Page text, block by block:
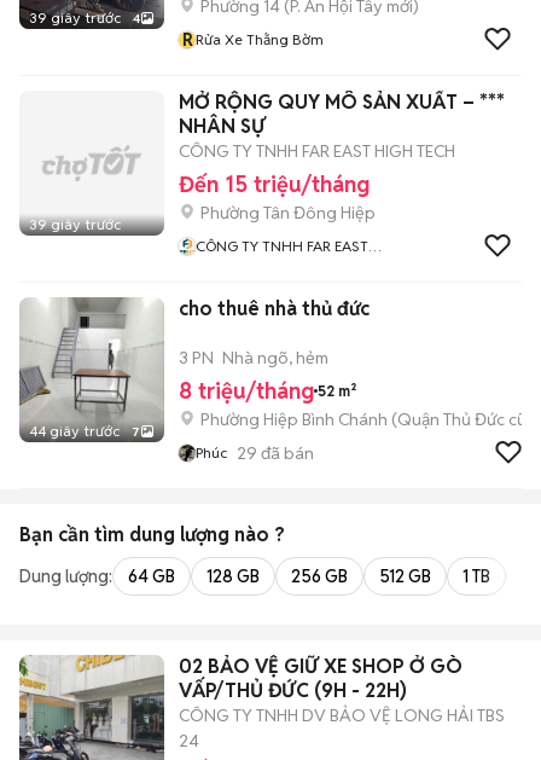
39 giây trước 4
Phường 14 (P. An Hội Tây mới)
R
Rửa Xe Thằng Bờm
39 giây trước
MỞ RỘNG QUY MÔ SẢN XUẤT – ***
NHÂN SỰ
CÔNG TY TNHH FAR EAST HIGH TECH
Đến 15 triệu/tháng
Phường Tân Đông Hiệp
CÔNG TY TNHH FAR EAST
44 giây trước 7
cho thuê nhà thủ đức
3 PN Nhà ngõ, hẻm
8 triệu/tháng 52 m²
Phường Hiệp Bình Chánh (Quận Thủ Đức cũ)
Phúc 29 đã bán
Bạn cần tìm dung lượng nào ?
Dung lượng: 64 GB 128 GB 256 GB 512 GB 1 TB
02 BẢO VỆ GIỮ XE SHOP Ở GÒ
VẤP/THỦ ĐỨC (9H - 22H)
CÔNG TY TNHH DV BẢO VỆ LONG HẢI TBS
24